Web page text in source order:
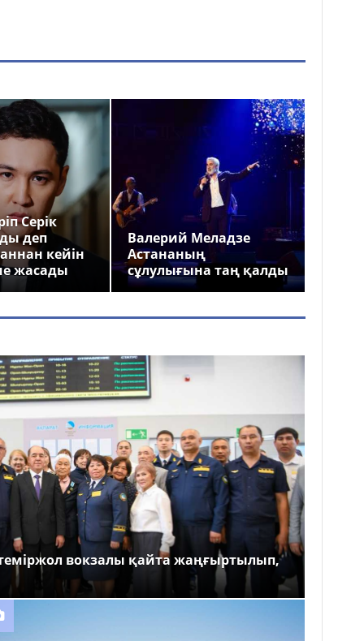
Серік
деп
кейін
жасады
Валерий Меладзе
Астананың
сұлулығына таң қалды
вокзалы қайта жаңғыртылып,